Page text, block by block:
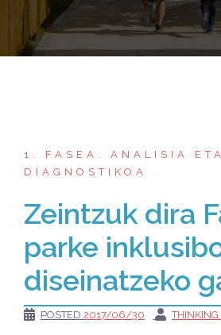
1. FASEA. ANALISIA ETA
DIAGNOSTIKOA
Zeintzuk dira
parke
diseinatzeko
POSTED 2017/06/30